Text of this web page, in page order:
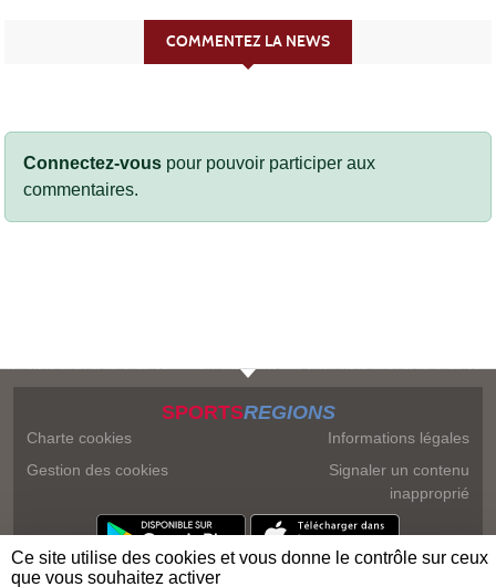
COMMENTEZ LA NEWS
Connectez-vous pour pouvoir participer aux
commentaires.
SPORTSREGIONS
Charte cookies
Gestion des cookies
Informations légales
Signaler un contenu
inapproprié
Ce site utilise des cookies et vous donne le contrôle sur ceux
que vous souhaitez activer